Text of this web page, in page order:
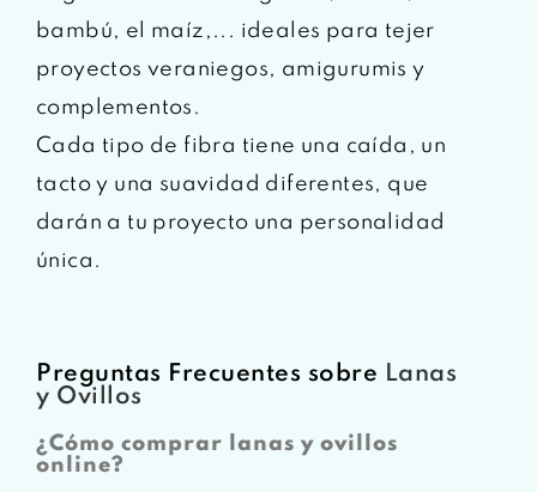
bambú, el maíz,... ideales para tejer
proyectos veraniegos, amigurumis y
complementos.
Cada tipo de fibra tiene una caída, un
tacto y una suavidad diferentes, que
darán a tu proyecto una personalidad
única.
Preguntas Frecuentes sobre Lanas
y Ovillos
¿Cómo comprar lanas y ovillos
online?